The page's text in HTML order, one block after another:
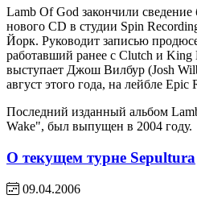
Lamb Of God закончили
нового CD в студии Spin
Йорк. Руководит записью
работавший ранее с Clutch и
выступает Джош Вилбур (Josh
август этого года, на лейбле Epic
Последний изданный альбом
Wake", был выпущен в 2004 году.
О текущем турне Sepultura
09.04.2006